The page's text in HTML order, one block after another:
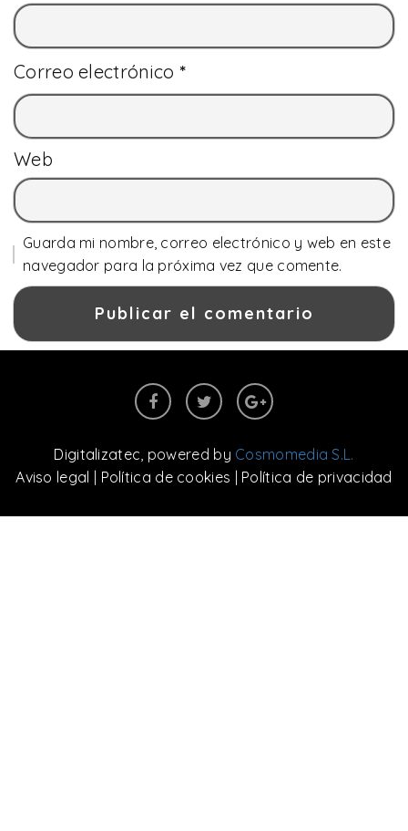
Correo electrónico *
Web
Guarda mi nombre, correo electrónico y web en este
navegador para la próxima vez que comente.
Digitalizatec , powered by Cosmomedia S.L.
Aviso legal | Política de cookies | Política de privacidad